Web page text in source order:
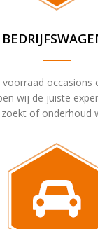
occasions
wij de juiste
zoekt of onderhoud